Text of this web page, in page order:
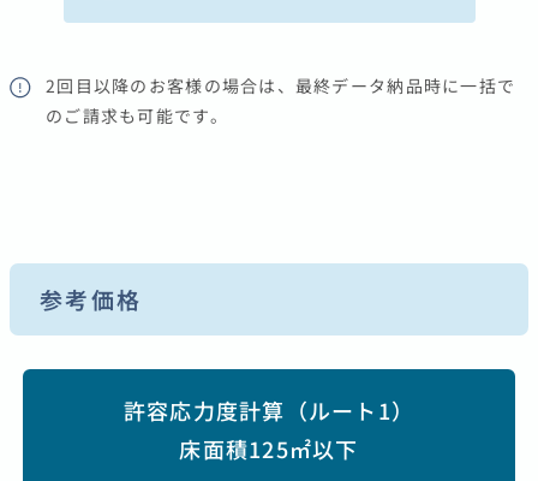
2回目以降のお客様の場合は、最終データ納品時に一括で
のご請求も可能です。
参考価格
許容応力度計算（ルート1）
床面積125㎡以下